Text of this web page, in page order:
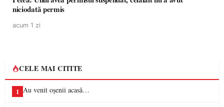
niciodată permis
acum 1 zi
CELE MAI CITITE
1 Au venit oșenii acasă…